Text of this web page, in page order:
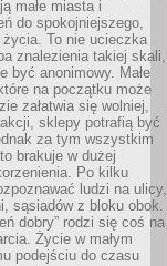
małe miasta i
do spokojniejszego,
życia. To nie ucieczka
znalezienia takiej skali,
być anonimowy. Małe
na początku może
załatwia się wolniej,
sklepy potrafią być
za tym wszystkim
brakuje w dużej
Po kilku
ludzi na ulicy,
sąsiadów z bloku obok.
dobry” rodzi się coś na
Życie w małym
podejściu do czasu